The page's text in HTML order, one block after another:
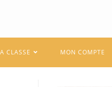
CLASSE MON COMPTE